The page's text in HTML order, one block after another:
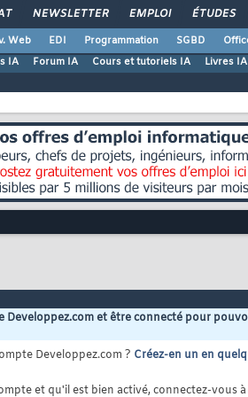
NEWSLETTER EMPLOI ÉTUDES
Web EDI Programmation SGBD
IA
Forum IA Cours et tutoriels IA Livres IA
Developpez.com et être connecté pour
Developpez.com ? Créez-en un en
et qu'il est bien activé, connectez-vous